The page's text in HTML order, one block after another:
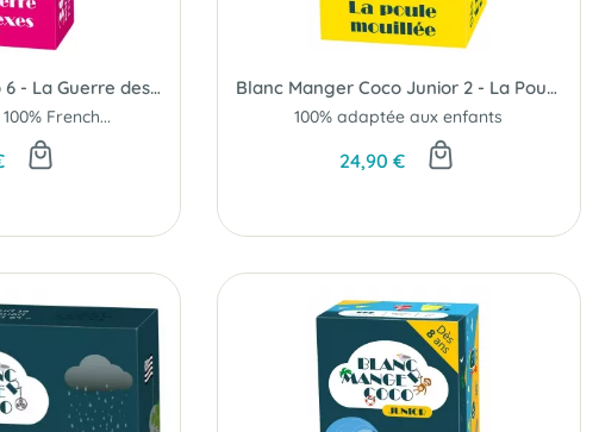
Blanc Manger Coco 6 - La Guerre des Sexes
French...
Blanc Manger Coco Junior 2 - La Poule Mouillée
100% adaptée aux enfants
24,90 €